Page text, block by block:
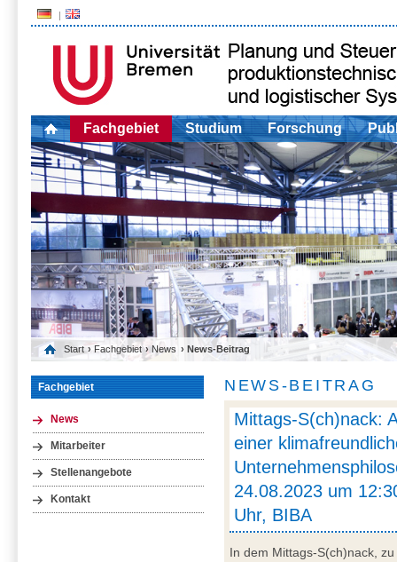
Fachgebiet Studium Forschung
Start › Fachgebiet › News › News-Beitrag
Fachgebiet
News
Mitarbeiter
Stellenangebote
Kontakt
NEWS-BEITRAG
Mittags-S(ch)nack:
einer
24.08.2023 um
Uhr, BIBA
In dem Mittags-S(ch)nack,